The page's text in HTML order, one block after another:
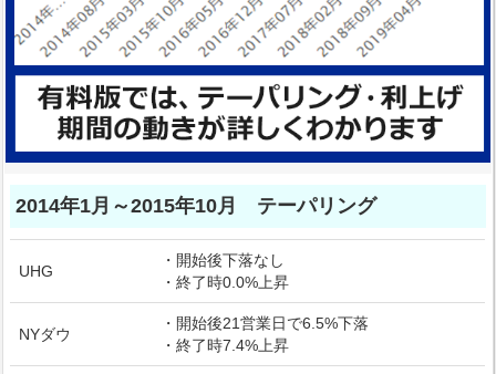
2014年1月～2015年10月 テーパリング
UHG
・開始後下落なし
・終了時0.0%上昇
NYダウ
・開始後21営業日で6.5%下落
・終了時7.4%上昇